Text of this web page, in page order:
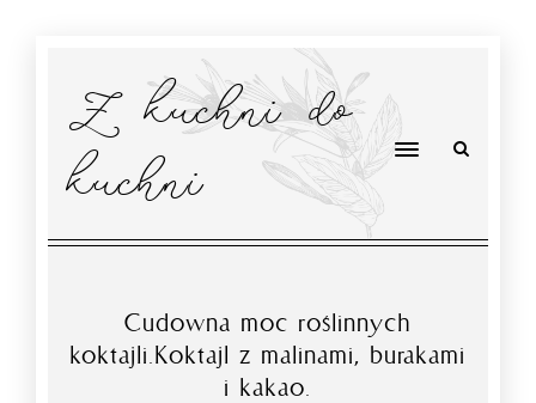
Z kuchni do
kuchni
Cudowna moc roślinnych
koktajli.Koktajl z malinami, burakami
i kakao.